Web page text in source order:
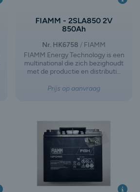
FIAMM - 2SLA850 2V
850Ah
Nr. HK6758
FIAMM
FIAMM Energy Technology is een
multinational die zich bezighoudt
met de productie en distributie
motorvoertuigen en industrieel
het gebied van autobatterijen en
industriële loodzuurbatterijen
een eigen weg zijn ingeslagen.
Prijs op aanvraag